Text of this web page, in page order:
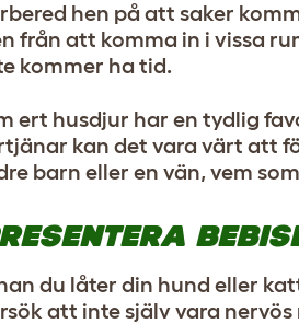
hen på att saker
från att komma in i vissa
kommer ha tid.
ert husdjur har en tydlig
kan det vara värt att
barn eller en vän, vem
du låter din hund eller
att inte själv vara